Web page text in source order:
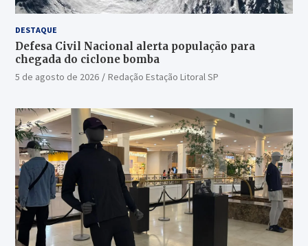
DESTAQUE
Defesa Civil Nacional alerta população para
chegada do ciclone bomba
5 de agosto de 2026 Redação Estação Litoral SP